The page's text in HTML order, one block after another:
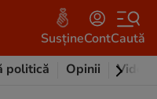
SusțineContCaută
politică Opinii Video